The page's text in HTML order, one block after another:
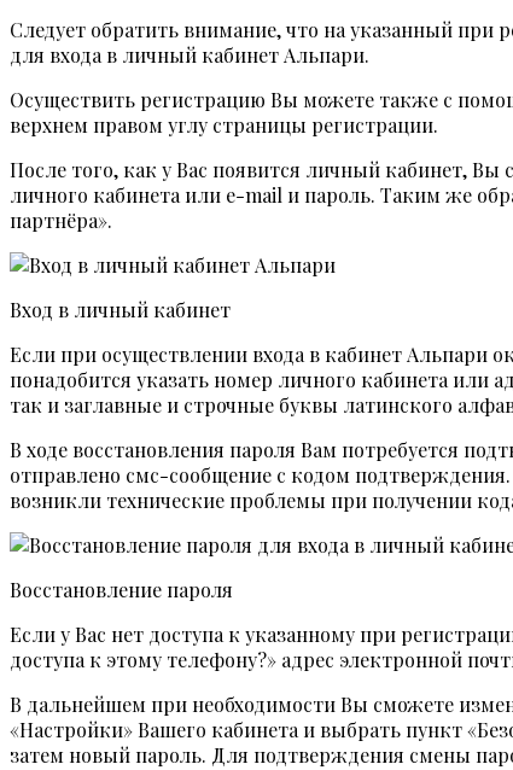
Следует обратить внимание, что на указанный при
для входа в личный кабинет Альпари.
Осуществить регистрацию Вы можете также с
верхнем правом углу страницы регистрации.
После того, как у Вас появится личный кабинет,
личного кабинета или e-mail и пароль. Таким же
партнёра».
Вход в личный кабинет
Если при осуществлении входа в кабинет Альпари
понадобится указать номер личного кабинета или
так и заглавные и строчные буквы латинского
В ходе восстановления пароля Вам потребуется
отправлено смс-сообщение с кодом
возникли технические проблемы при получении
Восстановление пароля
Если у Вас нет доступа к указанному при
доступа к этому телефону?» адрес электронной
В дальнейшем при необходимости Вы сможете
«Настройки» Вашего кабинета и выбрать пункт
затем новый пароль. Для подтверждения смены